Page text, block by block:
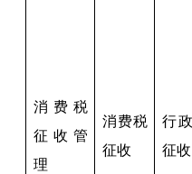
消费税
征收管
理
消费税
征收
行
征收